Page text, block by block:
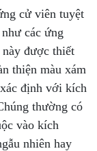
cử viên tuyệt
các ứng
được thiết
thiện màu xám
định với kích
thường có
vào kích
nhiên hay